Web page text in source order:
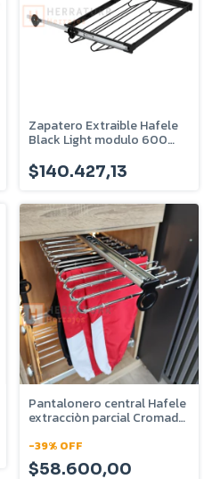
Zapatero Extraible Hafele
Black Light modulo 600
$140.427,13
Pantalonero central Hafele
extracciòn parcial Cromado
-39% OFF
$58.600,00